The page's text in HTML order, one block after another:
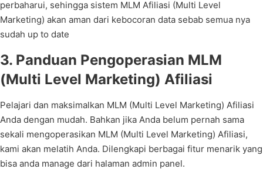
perbaharui, sehingga sistem MLM Afiliasi (Multi Level
Marketing) akan aman dari kebocoran data sebab semua nya
sudah up to date
3. Panduan Pengoperasian MLM
(Multi Level Marketing) Afiliasi
Pelajari dan maksimalkan MLM (Multi Level Marketing) Afiliasi
Anda dengan mudah. Bahkan jika Anda belum pernah sama
sekali mengoperasikan MLM (Multi Level Marketing) Afiliasi,
kami akan melatih Anda. Dilengkapi berbagai fitur menarik yang
bisa anda manage dari halaman admin panel.